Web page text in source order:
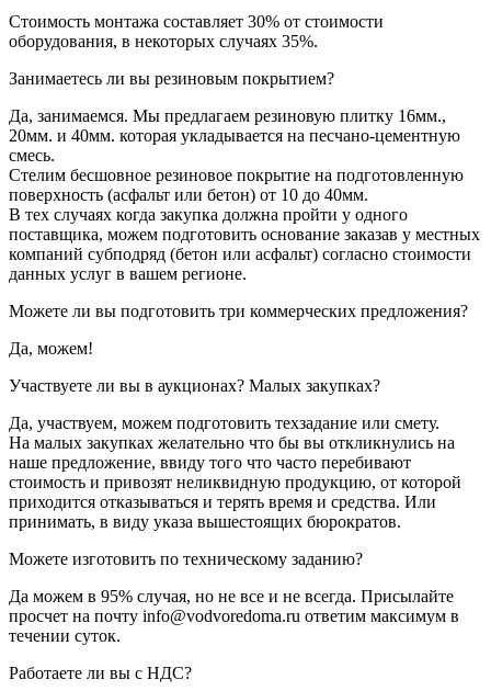
Стоимость монтажа составляет 30% от стоимости
оборудования, в некоторых случаях 35%.
Занимаетесь ли вы резиновым покрытием?
Да, занимаемся. Мы предлагаем резиновую плитку 16мм.,
20мм. и 40мм. которая укладывается на песчано-цементную
смесь.
Стелим бесшовное резиновое покрытие на подготовленную
поверхность (асфальт или бетон) от 10 до 40мм.
В тех случаях когда закупка должна пройти у одного
поставщика, можем подготовить основание заказав у местных
компаний субподряд (бетон или асфальт) согласно стоимости
данных услуг в вашем регионе.
Можете ли вы подготовить три коммерческих предложения?
Да, можем!
Участвуете ли вы в аукционах? Малых закупках?
Да, участвуем, можем подготовить техзадание или смету.
На малых закупках желательно что бы вы откликнулись на
наше предложение, ввиду того что часто перебивают
стоимость и привозят неликвидную продукцию, от которой
приходится отказываться и терять время и средства. Или
принимать, в виду указа вышестоящих бюрократов.
Можете изготовить по техническому заданию?
Да можем в 95% случая, но не все и не всегда. Присылайте
просчет на почту info@vodvoredoma.ru ответим максимум в
течении суток.
Работаете ли вы с НДС?